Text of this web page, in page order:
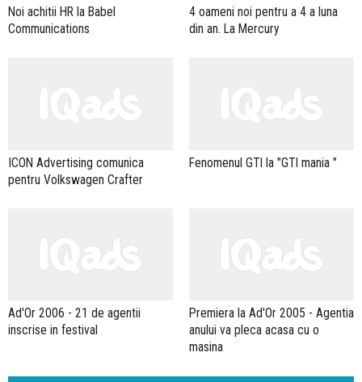
Noi achitii HR la Babel
Communications
4 oameni noi pentru a 4 a luna
din an. La Mercury
ICON Advertising comunica
pentru Volkswagen Crafter
Fenomenul GTI la "GTI mania "
Ad'Or 2006 - 21 de agentii
inscrise in festival
Premiera la Ad'Or 2005 - Agentia
anului va pleca acasa cu o
masina